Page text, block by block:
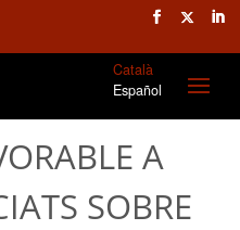
Català
Español
A
SOBRE